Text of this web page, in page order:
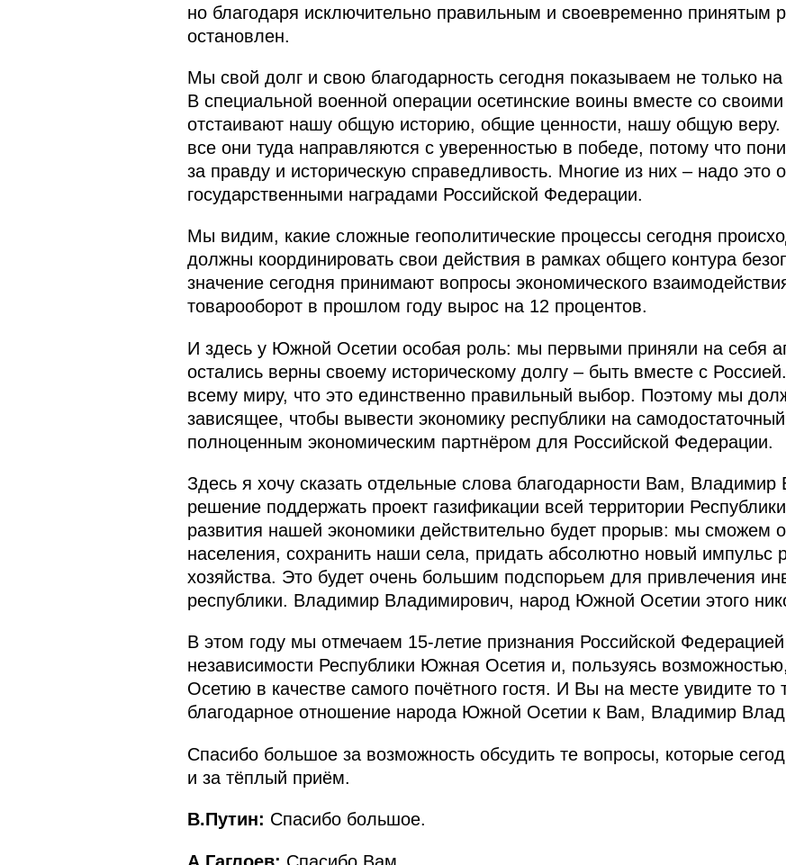
но благодаря исключительно правильным и своевременно принятым
остановлен.
Мы свой долг и свою благодарность сегодня показываем не только
В специальной военной операции осетинские воины вместе со
отстаивают нашу общую историю, общие ценности, нашу общую веру.
все они туда направляются с уверенностью в победе, потому что
за правду и историческую справедливость. Многие из них – надо это
государственными наградами Российской Федерации.
Мы видим, какие сложные геополитические процессы сегодня
должны координировать свои действия в рамках общего контура
значение сегодня принимают вопросы экономического
товарооборот в прошлом году вырос на 12 процентов.
И здесь у Южной Осетии особая роль: мы первыми приняли на себя
остались верны своему историческому долгу – быть вместе с
всему миру, что это единственно правильный выбор. Поэтому мы
зависящее, чтобы вывести экономику республики на
полноценным экономическим партнёром для Российской Федерации.
Здесь я хочу сказать отдельные слова благодарности Вам,
решение поддержать проект газификации всей территории
развития нашей экономики действительно будет прорыв: мы сможем
населения, сохранить наши села, придать абсолютно новый импульс
хозяйства. Это будет очень большим подспорьем для привлечения
республики. Владимир Владимирович, народ Южной Осетии этого
В этом году мы отмечаем 15-летие признания Российской Федерацией
независимости Республики Южная Осетия и, пользуясь
Осетию в качестве самого почётного гостя. И Вы на месте увидите то
благодарное отношение народа Южной Осетии к Вам, Владимир
Спасибо большое за возможность обсудить те вопросы, которые
и за тёплый приём.
В.Путин: Спасибо большое.